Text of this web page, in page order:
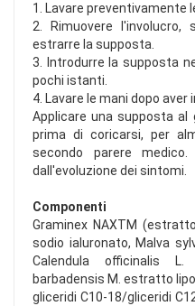
1. Lavare preventivamente
2. Rimuovere l'involucro,
estrarre la supposta.
3. Introdurre la supposta
pochi istanti.
4. Lavare le mani dopo
Applicare una supposta al
prima di coricarsi, per
secondo parere
dall'evoluzione dei sintomi.
Componenti
Graminex NAXTM
sodio ialuronato, Malva
Calendula officinalis
barbadensis M. estratto
gliceridi C10-18/gliceridi